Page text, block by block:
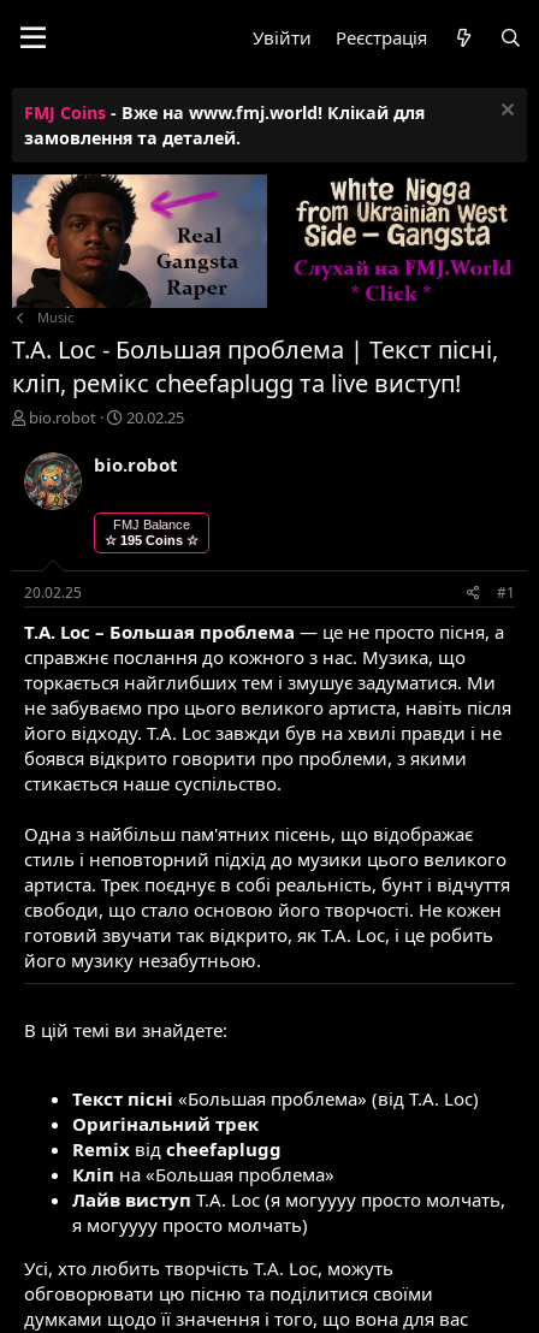
Увійти Реєстрація
FMJ Coins - Вже на www.fmj.world! Клікай для
замовлення та деталей.
Music
T.A. Loc - Большая проблема | Текст пісні,
кліп, ремікс cheefaplugg та live виступ!
А
т
о
р
м
и
bio.robot
Д
т
т
в
о
е
н
н
я
20.02.25
bio.robot
FMJ Balance
☆ 195 Coins ☆
20.02.25 #1
T.A. Loc – Большая проблема — це не просто пісня, а
справжнє послання до кожного з нас. Музика, що
торкається найглибших тем і змушує задуматися. Ми
не забуваємо про цього великого артиста, навіть після
його відходу. T.A. Loc завжди був на хвилі правди і не
боявся відкрито говорити про проблеми, з якими
стикається наше суспільство.
Одна з найбільш пам'ятних пісень, що відображає
стиль і неповторний підхід до музики цього великого
артиста. Трек поєднує в собі реальність, бунт і відчуття
свободи, що стало основою його творчості. Не кожен
готовий звучати так відкрито, як T.A. Loc, і це робить
його музику незабутньою.
В цій темі ви знайдете:
Текст пісні «Большая проблема» (від T.A. Loc)
Оригінальний трек
Remix від cheefaplugg
Кліп на «Большая проблема»
Лайв виступ T.A. Loc (я могуууу просто молчать,
я могуууу просто молчать)
Усі, хто любить творчість T.A. Loc, можуть
обговорювати цю пісню та поділитися своїми
думками щодо її значення і того, що вона для вас